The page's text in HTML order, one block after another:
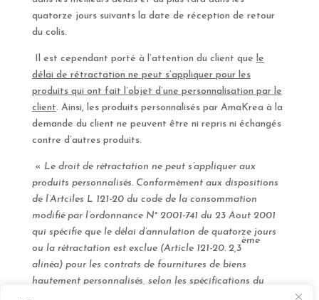
quatorze jours suivants la date de réception de retour
du colis.
Il est cependant porté à l’attention du client que le
délai de rétractation ne peut s’appliquer pour les
produits qui ont fait l’objet d’une personnalisation par le
client. Ainsi, les produits personnalisés par AmaKrea à la
demande du client ne peuvent être ni repris ni échangés
contre d’autres produits.
« Le droit de rétractation ne peut s’appliquer aux
produits personnalisés. Conformément aux dispositions
de l’Artciles L 121-20 du code de la consommation
modifié par l’ordonnance N° 2001-741 du 23 Aout 2001
qui spécifie que le délai d’annulation de quatorze jours
ou la rétractation est exclue (Article 121-20. 2,3
ème
alinéa) pour les contrats de fournitures de biens
hautement personnalisés, selon les spécifications du